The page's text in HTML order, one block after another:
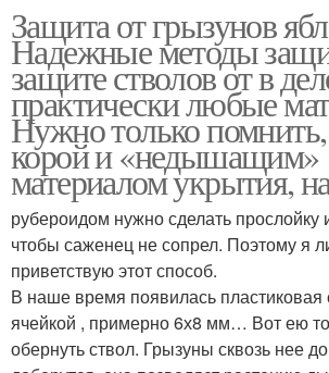
Защита от грызунов
Надежные методы
защите стволов от в
практически любые
Нужно только
корой и «недышащим»
материалом укрытия,
рубероидом нужно сделать
чтобы саженец не сопрел. Поэтому я
приветствую этот способ.
В наше время появилась пластиковая
ячейкой , примерно 6х8 мм… Вот ею
обернуть ствол. Грызуны сквозь нее